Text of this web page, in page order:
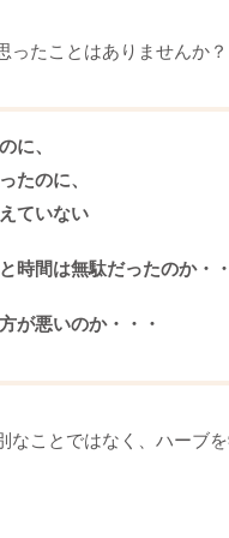
ったことはありませんか？
に、
たのに、
ていない
時間は無駄だったのか・
が悪いのか・・・
なことではなく、ハーブ